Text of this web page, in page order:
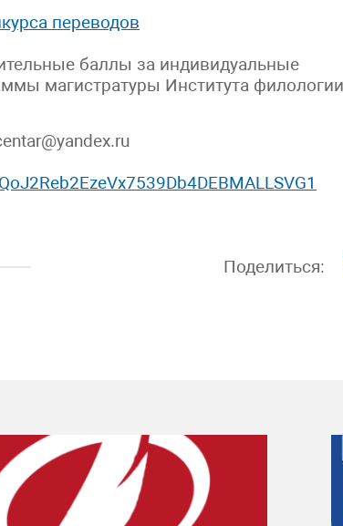
переводов
баллы за индивидуальные
магистратуры Института
Поделиться: